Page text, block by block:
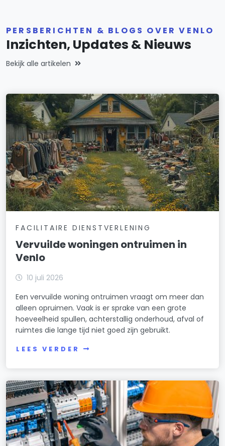
PERSBERICHTEN & BLOGS OVER VENLO
Inzichten, Updates & Nieuws
Bekijk alle artikelen
FACILITAIRE DIENSTVERLENING
Vervuilde woningen ontruimen in
Venlo
10 juli 2026
Een vervuilde woning ontruimen vraagt om meer dan
alleen opruimen. Vaak is er sprake van een grote
hoeveelheid spullen, achterstallig onderhoud, afval of
ruimtes die lange tijd niet goed zijn gebruikt.
LEES VERDER